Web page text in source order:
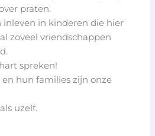
praten.
inleven in kinderen die hier
zoveel vriendschappen
spreken!
hun families zijn onze
uzelf.